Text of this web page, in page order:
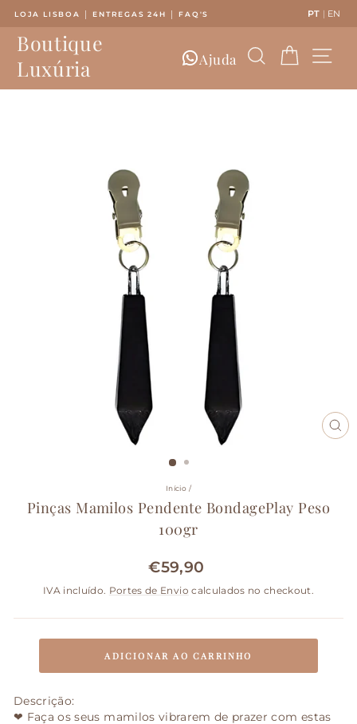
Conteúdo
LOJA LISBOA │ ENTREGAS 24H │ FAQ'S PT | EN
Boutique
Luxúria
Ajuda Pesquisar
Início /
Pinças Mamilos Pendente BondagePlay Peso
100gr
Preço
€59,90
IVA incluído. Portes de Envio calculados no checkout.
ADICIONAR AO CARRINHO
Descrição:
❤ Faça os seus mamilos vibrarem de prazer com estas